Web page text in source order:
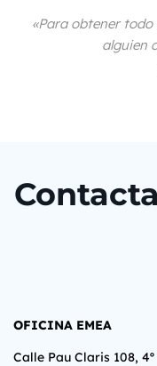
«Para obtener todo
alguien
OFICINA EMEA
Calle Pau Claris 108,